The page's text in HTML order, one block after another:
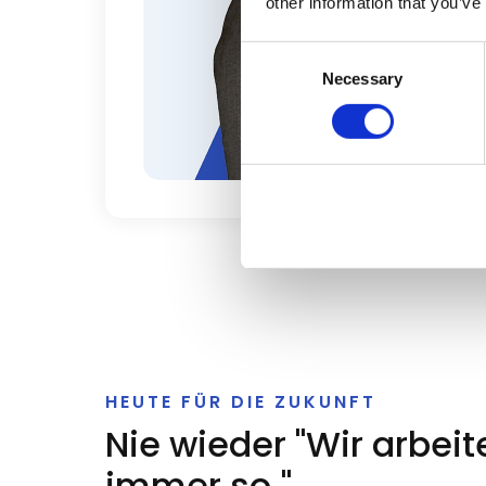
Necessary
HEUTE FÜR DIE ZUKUNFT
Nie wieder "Wir